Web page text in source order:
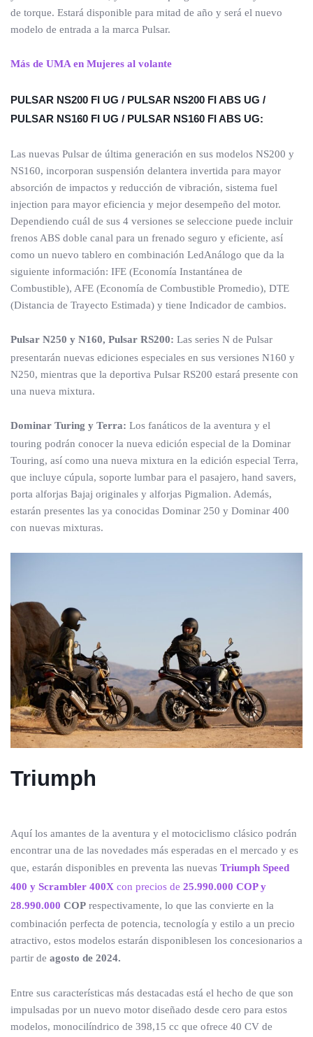
de torque. Estará disponible para mitad de año y será el nuevo
modelo de entrada a la marca Pulsar.
Más de UMA en Mujeres al volante
PULSAR NS200 FI UG / PULSAR NS200 FI ABS UG /
PULSAR NS160 FI UG / PULSAR NS160 FI ABS UG:
Las nuevas Pulsar de última generación en sus modelos NS200 y
NS160, incorporan suspensión delantera invertida para mayor
absorción de impactos y reducción de vibración, sistema fuel
injection para mayor eficiencia y mejor desempeño del motor.
Dependiendo cuál de sus 4 versiones se seleccione puede incluir
frenos ABS doble canal para un frenado seguro y eficiente, así
como un nuevo tablero en combinación LedAnálogo que da la
siguiente información: IFE (Economía Instantánea de
Combustible), AFE (Economía de Combustible Promedio), DTE
(Distancia de Trayecto Estimada) y tiene Indicador de cambios.
Pulsar N250 y N160, Pulsar RS200: Las series N de Pulsar
presentarán nuevas ediciones especiales en sus versiones N160 y
N250, mientras que la deportiva Pulsar RS200 estará presente con
una nueva mixtura.
Dominar Turing y Terra: Los fanáticos de la aventura y el
touring podrán conocer la nueva edición especial de la Dominar
Touring, así como una nueva mixtura en la edición especial Terra,
que incluye cúpula, soporte lumbar para el pasajero, hand savers,
porta alforjas Bajaj originales y alforjas Pigmalion. Además,
estarán presentes las ya conocidas Dominar 250 y Dominar 400
con nuevas mixturas.
Triumph
Aquí los amantes de la aventura y el motociclismo clásico podrán
encontrar una de las novedades más esperadas en el mercado y es
que, estarán disponibles en preventa las nuevas Triumph Speed
400 y Scrambler 400X con precios de 25.990.000 COP y
28.990.000 COP respectivamente, lo que las convierte en la
combinación perfecta de potencia, tecnología y estilo a un precio
atractivo, estos modelos estarán disponiblesen los concesionarios a
partir de agosto de 2024.
Entre sus características más destacadas está el hecho de que son
impulsadas por un nuevo motor diseñado desde cero para estos
modelos, monocilíndrico de 398,15 cc que ofrece 40 CV de